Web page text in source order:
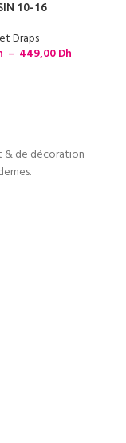
10-16
Draps
– 449,00Dh
& de décoration